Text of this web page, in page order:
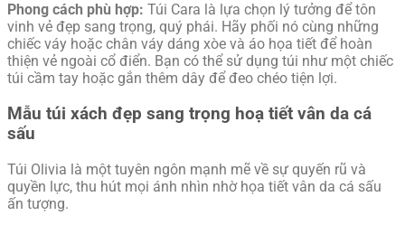
Phong cách phù hợp: Túi Cara là lựa chọn lý tưởng để tôn
vinh vẻ đẹp sang trọng, quý phái. Hãy phối nó cùng những
chiếc váy hoặc chân váy dáng xòe và áo họa tiết để hoàn
thiện vẻ ngoài cổ điển. Bạn có thể sử dụng túi như một chiếc
túi cầm tay hoặc gắn thêm dây để đeo chéo tiện lợi.
Mẫu túi xách đẹp sang trọng hoạ tiết vân da cá
sấu
Túi Olivia là một tuyên ngôn mạnh mẽ về sự quyến rũ và
quyền lực, thu hút mọi ánh nhìn nhờ họa tiết vân da cá sấu
ấn tượng.